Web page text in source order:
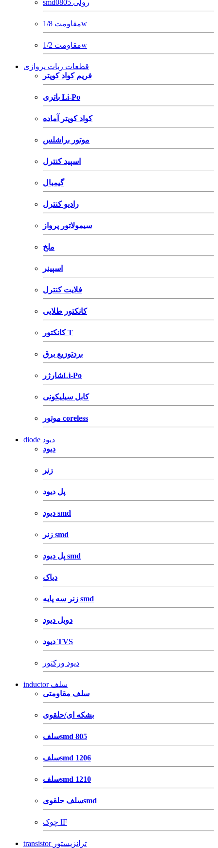
smd0805 رولی
مقاومت 1/8w
مقاومت 1/2w
قطعات ربات پروازی
فریم کواد کوپتر
باتری Li-Po
کواد کوپتر آماده
موتور براشلس
اسپید کنترل
گیمبال
رادیو کنترل
سیمولاتور پرواز
ملخ
اسپینر
فلایت کنترل
کانکتور طلایی
کانکتور T
بردتوزیع برق
شارژرLi-Po
کابل سیلیکونی
موتور coreless
diode دیود
دیود
زنر
پل دیود
دیود smd
زنر smd
پل دیود smd
دیاک
زنر سه پایه smd
دوبل دیود
دیود TVS
دیود ورکتور
inductor سلف
سلف مقاومتی
بشکه ای/حلقوی
سلفsmd 805
سلفsmd 1206
سلفsmd 1210
سلف حلقویsmd
چوک IF
transistor ترانزیستور